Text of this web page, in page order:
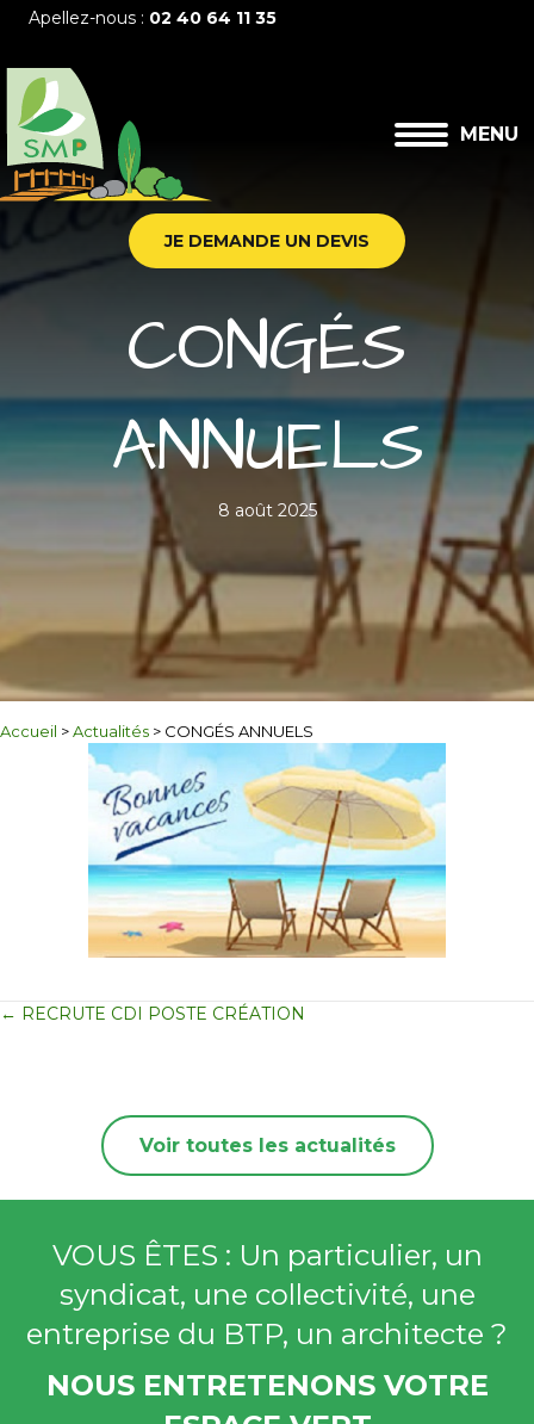
Apellez-nous : 02 40 64 11 35
MENU
JE DEMANDE UN DEVIS
CONGÉS
ANNUELS
8 août 2025
Accueil >Actualités > CONGÉS ANNUELS
Posts
← RECRUTE CDI POSTE CRÉATION
Voir toutes les actualités
VOUS ÊTES : Un particulier, un
syndicat, une collectivité, une
entreprise du BTP, un architecte ?
NOUS ENTRETENONS VOTRE